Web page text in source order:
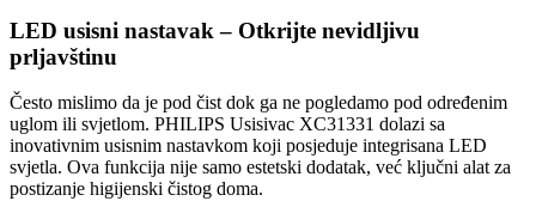
LED usisni nastavak – Otkrijte nevidljivu
prljavštinu
Često mislimo da je pod čist dok ga ne pogledamo pod određenim
uglom ili svjetlom. PHILIPS Usisivac XC31331 dolazi sa
inovativnim usisnim nastavkom koji posjeduje integrisana LED
svjetla. Ova funkcija nije samo estetski dodatak, već ključni alat za
postizanje higijenski čistog doma.